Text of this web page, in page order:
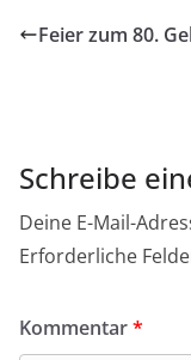
e
k
Feier zum 80.
Schreibe
Deine E-Mail-
Erforderliche
Kommentar*